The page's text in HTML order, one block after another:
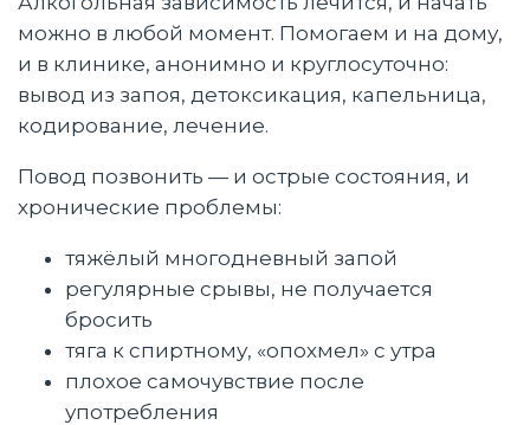
можно в любой момент. Помогаем и на дому,
и в клинике, анонимно и круглосуточно:
вывод из запоя, детоксикация, капельница,
кодирование, лечение.
Повод позвонить — и острые состояния, и
хронические проблемы:
тяжёлый многодневный запой
регулярные срывы, не получается
бросить
тяга к спиртному, «опохмел» с утра
плохое самочувствие после
употребления